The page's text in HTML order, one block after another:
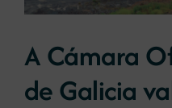
A Cámara
de Galicia